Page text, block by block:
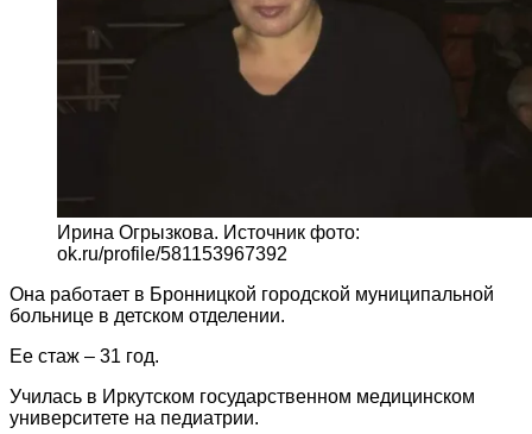
Ирина Огрызкова. Источник фото:
ok.ru/profile/581153967392
Она работает в Бронницкой городской муниципальной
больнице в детском отделении.
Ее стаж – 31 год.
Училась в Иркутском государственном медицинском
университете на педиатрии.